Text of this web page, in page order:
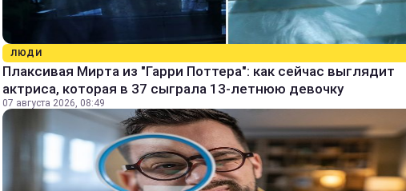
ЛЮДИ
Плаксивая Мирта из "Гарри Поттера": как сейчас выглядит
актриса, которая в 37 сыграла 13-летнюю девочку
07 августа 2026, 08:49